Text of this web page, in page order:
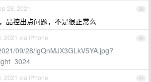
39
28, 2021
品控出点问题，不是很正常么
40
2021 via iPhone
09/28/igQnMJX3GLkV5YA.jpg?
41
2021 via iPhone